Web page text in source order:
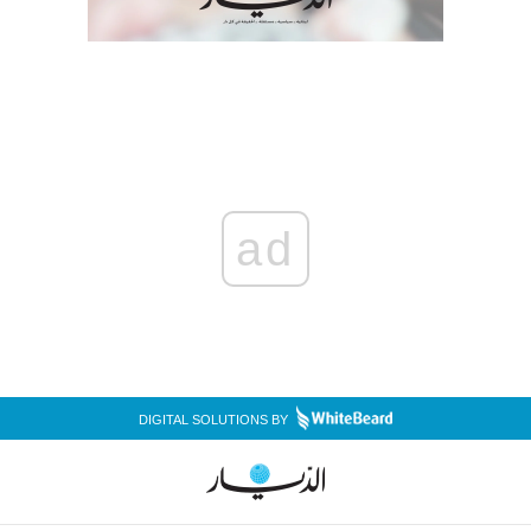
ad
DIGITAL SOLUTIONS BY